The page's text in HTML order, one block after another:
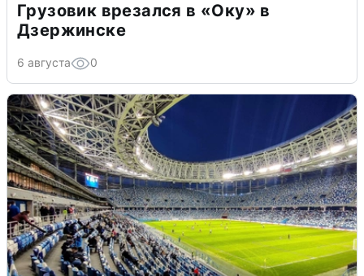
Грузовик врезался в «Оку» в
Дзержинске
6 августа 0